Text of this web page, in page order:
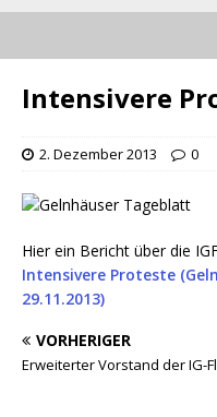
Intensivere
2. Dezember 2013 0
Hier ein Bericht über die
Intensivere Proteste
29.11.2013)
VORHERIGER
Erweiterter Vorstand der IG-